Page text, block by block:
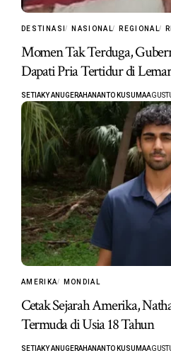
DESTINASI NASIONAL REGIONAL
Momen Tak Terduga,
Dapati Pria Tertidur di
SETIAKY ANUGERAHANANTO KUSUMA
AMERIKA MONDIAL
Cetak Sejarah Amerika,
Termuda di Usia 18 Tahun
SETIAKY ANUGERAHANANTO KUSUMA